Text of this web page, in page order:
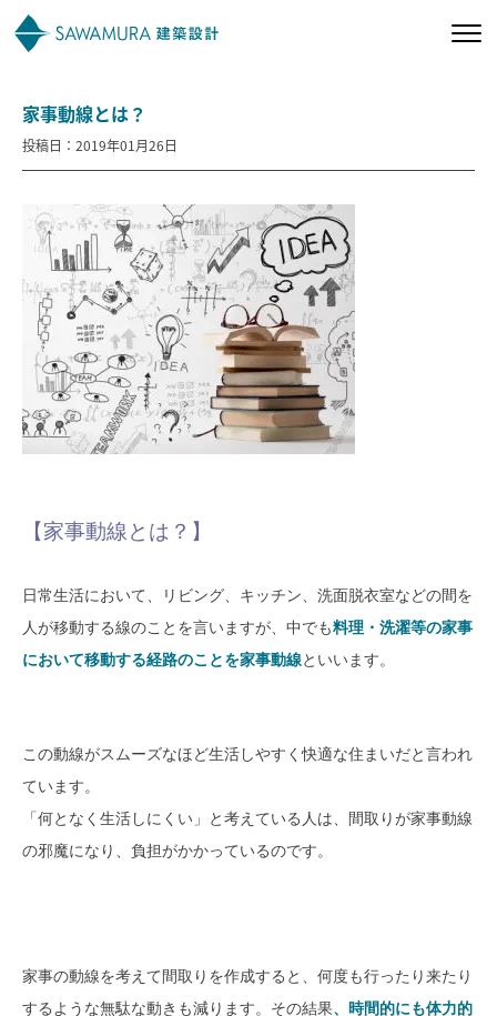
施工事例
お客様の声
会社案内
オーナー様向け
モデルハウス
資料請求 相談予約
SAWAMURAリフォーム
家事動線とは？
投稿日：2019年01月26日
【家事動線とは？】
日常生活において、リビング、キッチン、洗面脱衣室などの間を
人が移動する線のことを言いますが、中でも料理・洗濯等の家事
において移動する経路のことを家事動線といいます。
この動線がスムーズなほど生活しやすく快適な住まいだと言われ
ています。
「何となく生活しにくい」と考えている人は、間取りが家事動線
の邪魔になり、負担がかかっているのです。
家事の動線を考えて間取りを作成すると、何度も行ったり来たり
するような無駄な動きも減ります。その結果、時間的にも体力的